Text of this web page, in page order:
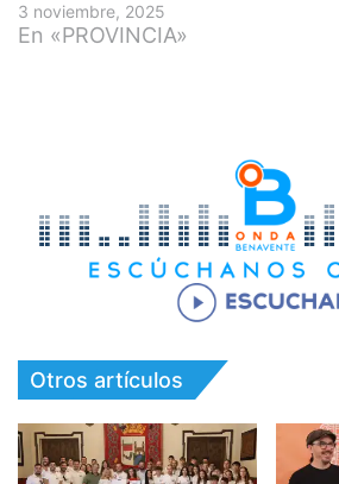
3 noviembre, 2025
En «PROVINCIA»
Otros artículos